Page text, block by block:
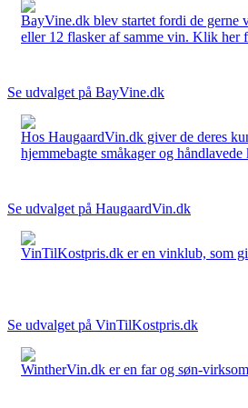
BayVine.dk blev startet fordi de gerne
eller 12 flasker af samme vin. Klik her
Se udvalget på BayVine.dk
Hos HaugaardVin.dk giver de deres
hjemmebagte småkager og
Se udvalget på HaugaardVin.dk
VinTilKostpris.dk er en vinklub, som
Se udvalget på VinTilKostpris.dk
WintherVin.dk er en far og søn-